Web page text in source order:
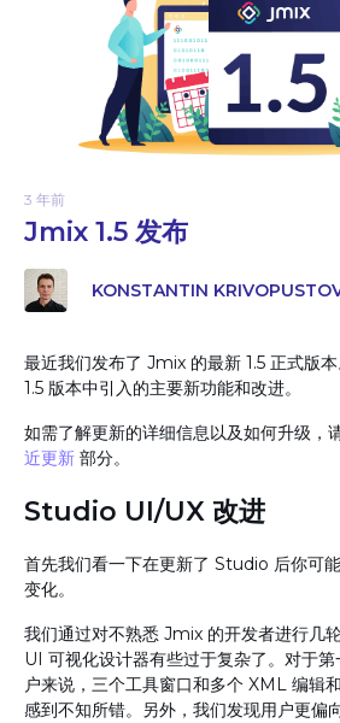
3 年前
Jmix 1.5 发布
KONSTANTIN
最近我们发布了 Jmix 的最新 1.5 正式版
1.5 版本中引入的主要新功能和改进。
如需了解更新的详细信息以及如何升级，
近更新 部分。
Studio UI/UX 改进
首先我们看一下在更新了 Studio 后你可
变化。
我们通过对不熟悉 Jmix 的开发者进行几
UI 可视化设计器有些过于复杂了。对于
户来说，三个工具窗口和多个 XML 编辑
感到不知所错。另外，我们发现用户更偏